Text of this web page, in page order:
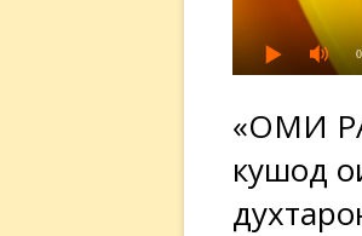
«ҶОМИ
кушод